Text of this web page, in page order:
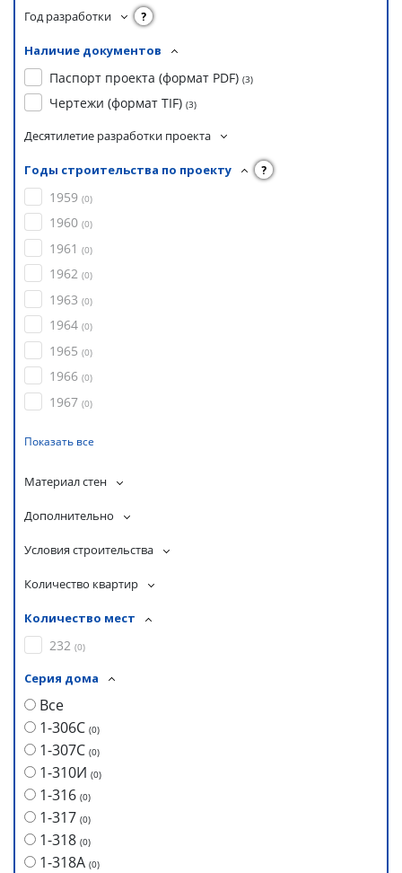
Год разработки ?
Наличие документов
Паспорт проекта (формат PDF) (3)
Чертежи (формат TIF) (3)
Десятилетие разработки проекта
Годы строительства по проекту ?
1959 (0)
1960 (0)
1961 (0)
1962 (0)
1963 (0)
1964 (0)
1965 (0)
1966 (0)
1967 (0)
Показать все
Материал стен
Дополнительно
Условия строительства
Количество квартир
Количество мест
232 (0)
Серия дома
Все
1-306С (0)
1-307С (0)
1-310И (0)
1-316 (0)
1-317 (0)
1-318 (0)
1-318А (0)